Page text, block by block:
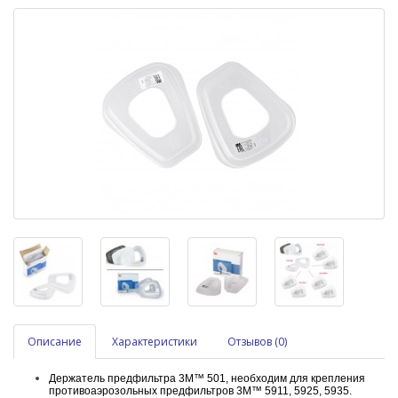
Описание Характеристики Отзывов (0)
Держатель предфильтра 3M™ 501, необходим для крепления
противоаэрозольных предфильтров 3M™ 5911, 5925, 5935.